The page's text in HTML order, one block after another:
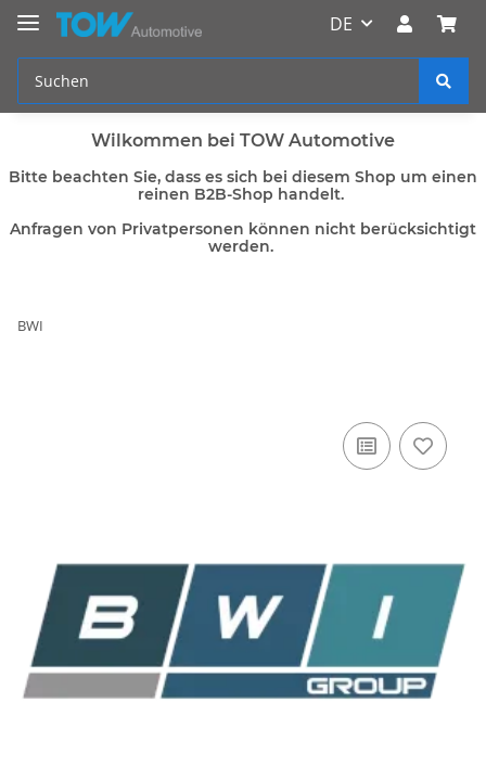
DE
Wilkommen bei TOW Automotive
Bitte beachten Sie, dass es sich bei diesem Shop um einen
reinen B2B-Shop handelt.
Anfragen von Privatpersonen können nicht berücksichtigt
werden.
BWI